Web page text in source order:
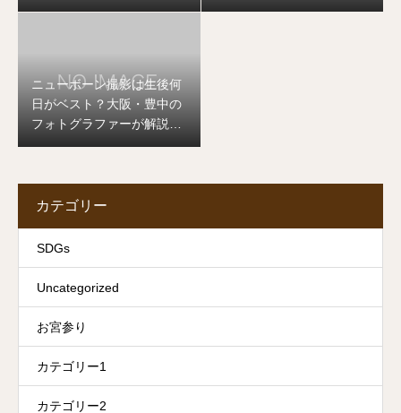
ニューボーン撮影は生後何
日がベスト？大阪・豊中の
フォトグラファーが解説し
カテゴリー
SDGs
Uncategorized
お宮参り
カテゴリー1
カテゴリー2